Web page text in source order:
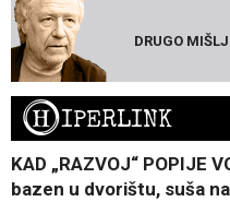
DRUGO
HIPERLINK
KAD „RAZVOJ“ POPIJE
bazen u dvorištu, suša